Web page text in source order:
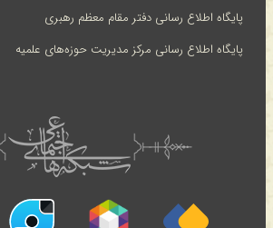
پایگاه اطلاع رسانی دفتر مقام معظم رهبری
پایگاه اطلاع رسانی مرکز مدیریت حوزه‌های علمیه